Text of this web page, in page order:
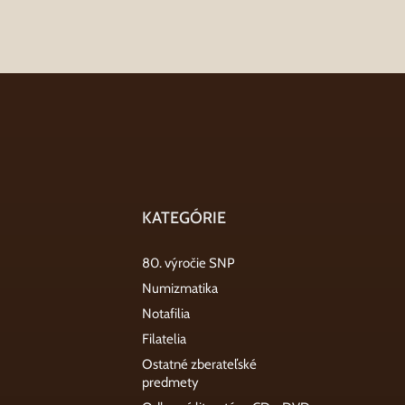
KATEGÓRIE
80. výročie SNP
Numizmatika
Notafilia
Filatelia
Ostatné zberateľské
predmety